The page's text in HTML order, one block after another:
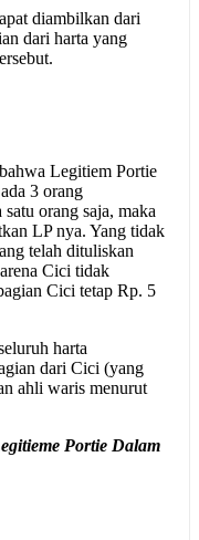
diambilkan dari
dari harta yang
Legitiem Portie
3 orang
orang saja, maka
LP nya. Yang tidak
telah dituliskan
Cici tidak
Cici tetap Rp. 5
harta
dari Cici (yang
ahli waris menurut
Portie Dalam